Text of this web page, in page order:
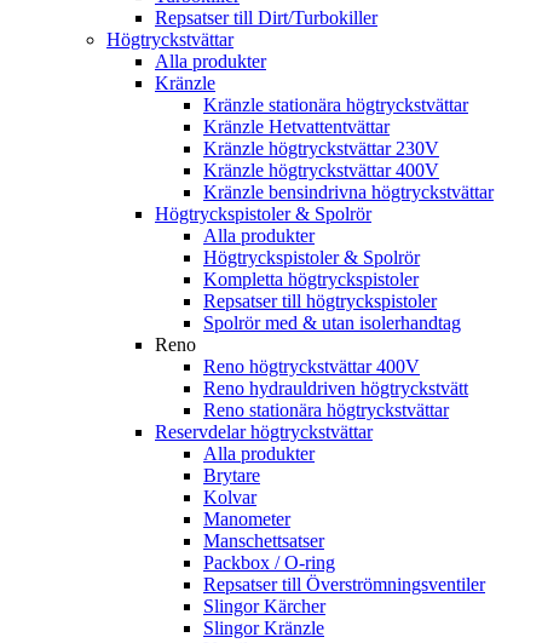
Repsatser till Dirt/Turbokiller
Högtryckstvättar
Alla produkter
Kränzle
Kränzle stationära högtryckstvättar
Kränzle Hetvattentvättar
Kränzle högtryckstvättar 230V
Kränzle högtryckstvättar 400V
Kränzle bensindrivna högtryckstvättar
Högtryckspistoler & Spolrör
Alla produkter
Högtryckspistoler & Spolrör
Kompletta högtryckspistoler
Repsatser till högtryckspistoler
Spolrör med & utan isolerhandtag
Reno
Reno högtryckstvättar 400V
Reno hydrauldriven högtryckstvätt
Reno stationära högtryckstvättar
Reservdelar högtryckstvättar
Alla produkter
Brytare
Kolvar
Manometer
Manschettsatser
Packbox / O-ring
Repsatser till Överströmningsventiler
Slingor Kärcher
Slingor Kränzle